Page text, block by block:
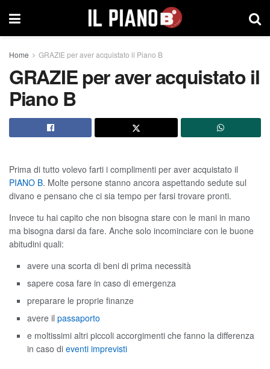
Home GRAZIE per aver acquistato il Piano B
GRAZIE per aver acquistato il
Piano B
Prima di tutto volevo farti i complimenti per aver acquistato il
PIANO B. Molte persone stanno ancora aspettando sedute sul
divano e pensano che ci sia tempo per farsi trovare pronti.
Invece tu hai capito che non bisogna stare con le mani in mano
ma bisogna darsi da fare. Anche solo incominciare con le buone
abitudini quali:
avere una scorta di beni di prima necessità
sapere cosa fare in caso di emergenza
preparare le proprie finanze
avere il passaporto
e moltissimi altri piccoli accorgimenti che fanno la differenza
in caso di eventi imprevisti